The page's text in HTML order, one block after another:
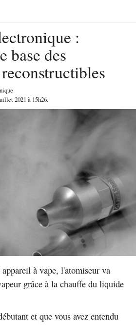
:
base des
2021 à 15h26.
à vape, l'atomiseur va
grâce à la chauffe du liquide
et que vous avez entendu